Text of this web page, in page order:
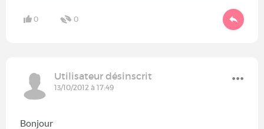
0 0
Utilisateur désinscrit
13/10/2012 à 17:49
Bonjour